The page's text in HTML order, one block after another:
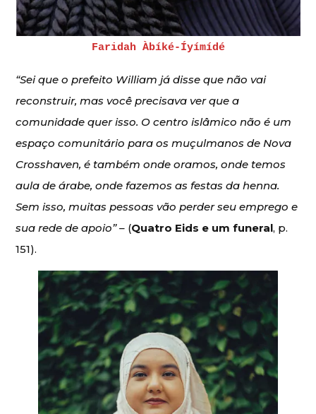
Faridah Àbíké-Íyímídé
“Sei que o prefeito William já disse que não vai
reconstruir, mas você precisava ver que a
comunidade quer isso. O centro islâmico não é um
espaço comunitário para os muçulmanos de Nova
Crosshaven, é também onde oramos, onde temos
aula de árabe, onde fazemos as festas da henna.
Sem isso, muitas pessoas vão perder seu emprego e
sua rede de apoio” – (Quatro Eids e um funeral, p.
151).